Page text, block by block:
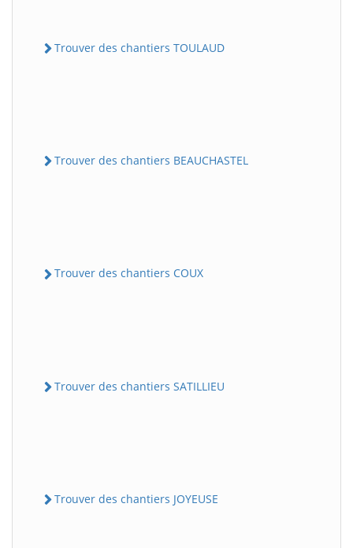
Trouver des chantiers TOULAUD
Trouver des chantiers BEAUCHASTEL
Trouver des chantiers COUX
Trouver des chantiers SATILLIEU
Trouver des chantiers JOYEUSE